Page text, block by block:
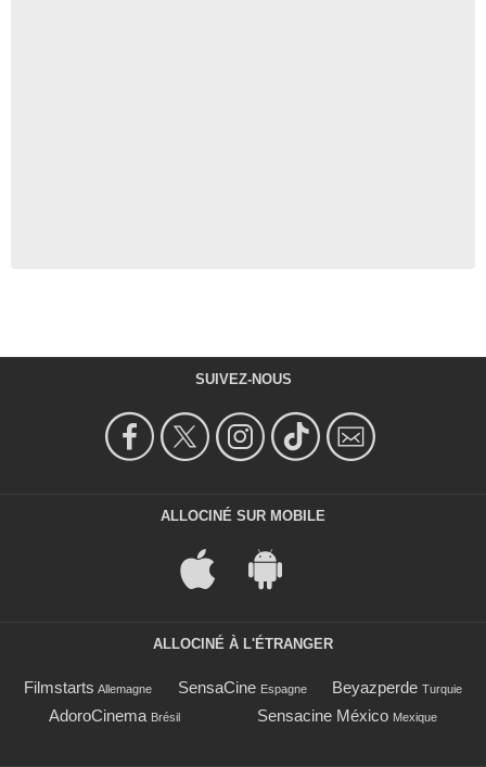
SUIVEZ-NOUS
ALLOCINÉ SUR MOBILE
ALLOCINÉ À L'ÉTRANGER
Filmstarts Allemagne SensaCine Espagne Beyazperde Turquie
AdoroCinema Brésil Sensacine México Mexique